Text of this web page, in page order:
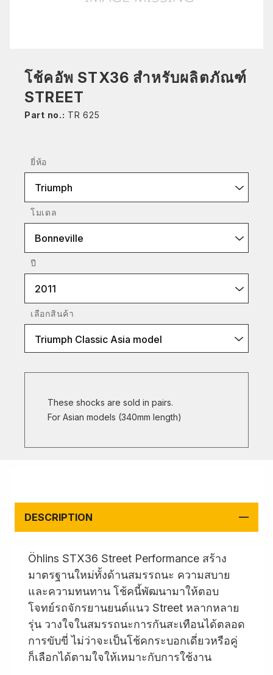
โช้คอัพ STX36 สำหรับผลิตภัณฑ์
STREET
Part no.: TR 625
ยี่ห้อ
Triumph
โมเดล
Bonneville
ปี
2011
เลือกสินค้า
Triumph Classic Asia model
These shocks are sold in pairs.
For Asian models (340mm length)
DESCRIPTION
Öhlins STX36 Street Performance สร้าง
มาตรฐานใหม่ทั้งด้านสมรรถนะ ความสบาย
และความทนทาน โช้คนี้พัฒนามาให้ตอบ
โจทย์รถจักรยานยนต์แนว Street หลากหลาย
รุ่น วางใจในสมรรถนะการกันสะเทือนได้ตลอด
การขับขี่ ไม่ว่าจะเป็นโช้คกระบอกเดี่ยวหรือคู่
ก็เลือกได้ตามใจให้เหมาะกับการใช้งาน